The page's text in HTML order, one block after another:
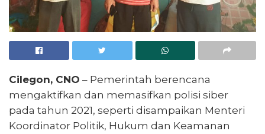
Cilegon, CNO – Pemerintah berencana
mengaktifkan dan memasifkan polisi siber
pada tahun 2021, seperti disampaikan Menteri
Koordinator Politik, Hukum dan Keamanan